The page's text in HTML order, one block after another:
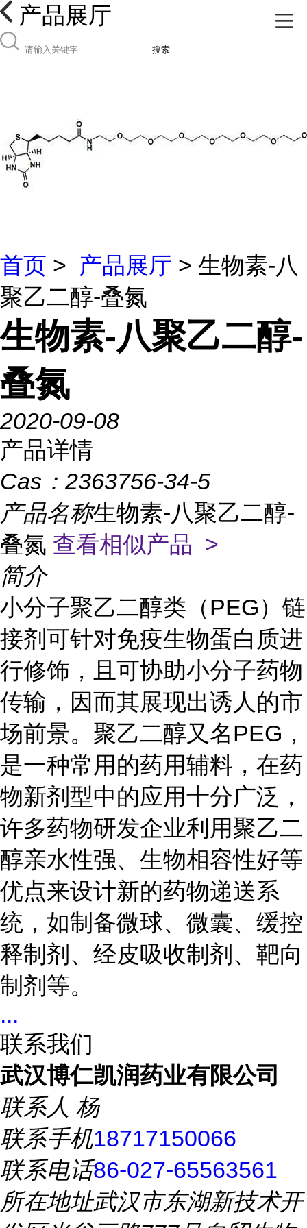
产品展厅
搜索
首页 > 产品展厅 > 生物素-八
聚乙二醇-叠氮
生物素-八聚乙二醇-
叠氮
2020-09-08
产品详情
Cas： 2363756-34-5
产品名称生物素-八聚乙二醇-
叠氮 查看相似产品 >
简介
小分子聚乙二醇类（PEG）链
接剂可针对免疫生物蛋白质进
行修饰，且可协助小分子药物
传输，因而其展现出诱人的市
场前景。聚乙二醇又名PEG，
是一种常用的药用辅料，在药
物新剂型中的应用十分广泛，
许多药物研发企业利用聚乙二
醇亲水性强、生物相容性好等
优点来设计新的药物递送系
统，如制备微球、微囊、缓控
释制剂、经皮吸收制剂、靶向
制剂等。
...
联系我们
武汉博仁凯润药业有限公司
联系人 杨
联系手机18717150066
联系电话86-027-65563561
所在地址武汉市东湖新技术开